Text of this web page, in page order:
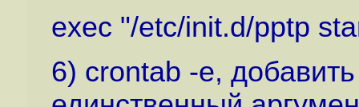
exec "/etc/init.d/pptp
6) crontab -e, добавить